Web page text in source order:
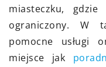
miasteczku,
ograniczony. W
pomocne usługi
miejsce jak